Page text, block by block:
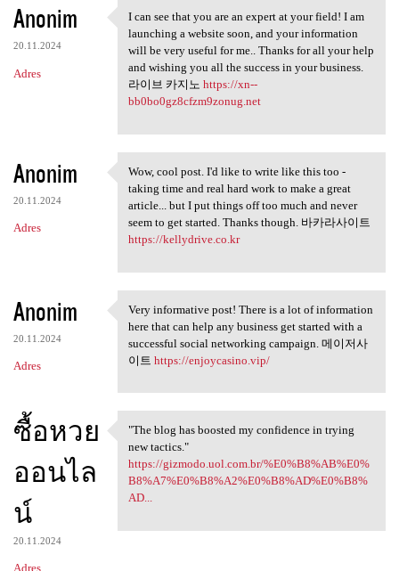
Anonim
20.11.2024
Adres
I can see that you are an
I can see that you are an expert at your field! I am
launching a website soon, and your information
will be very useful for me.. Thanks for all your help
and wishing you all the success in your business.
라이브 카지노 https://xn--
bb0bo0gz8cfzm9zonug.net
Anonim
20.11.2024
Adres
Wow, cool post. I'd like to
Wow, cool post. I'd like to write like this too -
taking time and real hard work to make a great
article... but I put things off too much and never
seem to get started. Thanks though. 바카라사이트
https://kellydrive.co.kr
Anonim
20.11.2024
Adres
Very informative post! There
Very informative post! There is a lot of information
here that can help any business get started with a
successful social networking campaign. 메이저사
이트 https://enjoycasino.vip/
ซื้อหวย
ออนไล
น์
20.11.2024
Adres
"The blog has boosted my
"The blog has boosted my confidence in trying
new tactics."
https://gizmodo.uol.com.br/%E0%B8%AB%E0%
B8%A7%E0%B8%A2%E0%B8%AD%E0%B8%
AD...